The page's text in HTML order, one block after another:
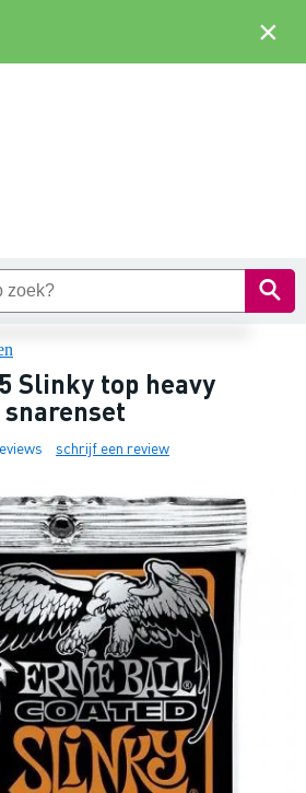
Slinky top heavy
schrijf een review
×